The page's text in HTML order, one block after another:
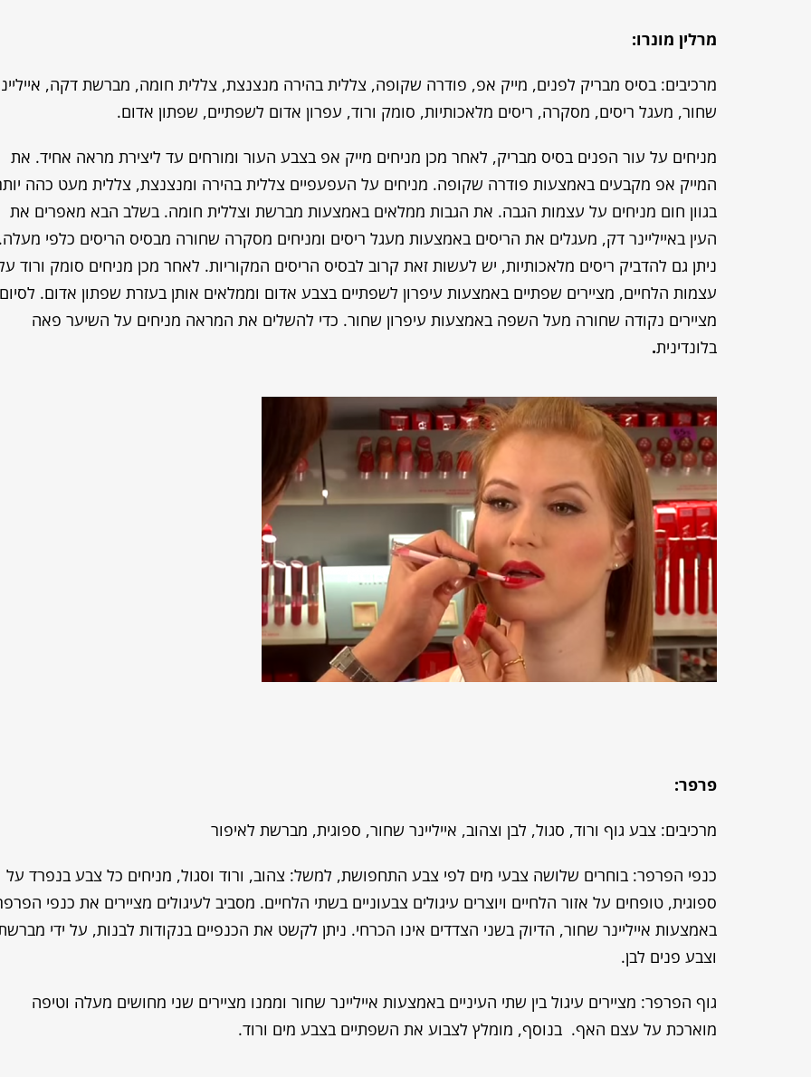
מרלין מונרו:
מרכיבים: בסיס מבריק לפנים, מייק אפ, פודרה שקופה, צללית בהירה מנצנצת, צללית חומה, מברשת דקה,
שחור, מעגל ריסים, מסקרה, ריסים מלאכותיות, סומק ורוד, עפרון אדום לשפתיים, שפתון אדום.
מניחים על עור הפנים בסיס מבריק, לאחר מכן מניחים מייק אפ בצבע העור ומורחים עד ליצירת מראה אחיד. את
המייק אפ מקבעים באמצעות פודרה שקופה. מניחים על העפעפיים צללית בהירה ומנצנצת, צללית מעט כהה
בגוון חום מניחים על עצמות הגבה. את הגבות ממלאים באמצעות מברשת וצללית חומה. בשלב הבא מאפרים את
העין באייליינר דק, מעגלים את הריסים באמצעות מעגל ריסים ומניחים מסקרה שחורה מבסיס הריסים כלפי
ניתן גם להדביק ריסים מלאכותיות, יש לעשות זאת קרוב לבסיס הריסים המקוריות. לאחר מכן מניחים סומק ורוד
עצמות הלחיים, מציירים שפתיים באמצעות עיפרון לשפתיים בצבע אדום וממלאים אותן בעזרת שפתון אדום. לסיום
מציירים נקודה שחורה מעל השפה באמצעות עיפרון שחור. כדי להשלים את המראה מניחים על השיער פאה
בלונדינית.
פרפר:
מרכיבים: צבע גוף ורוד, סגול, לבן וצהוב, אייליינר שחור, ספוגית, מברשת לאיפור
כנפי הפרפר: בוחרים שלושה צבעי מים לפי צבע התחפושת, למשל: צהוב, ורוד וסגול, מניחים כל צבע בנפרד על
ספוגית, טופחים על אזור הלחיים ויוצרים עיגולים צבעוניים בשתי הלחיים. מסביב לעיגולים מציירים את כנפי
באמצעות אייליינר שחור, הדיוק בשני הצדדים אינו הכרחי. ניתן לקשט את הכנפיים בנקודות לבנות, על ידי
וצבע פנים לבן.
גוף הפרפר: מציירים עיגול בין שתי העיניים באמצעות אייליינר שחור וממנו מציירים שני מחושים מעלה וטיפה
מוארכת על עצם האף. בנוסף, מומלץ לצבוע את השפתיים בצבע מים ורוד.